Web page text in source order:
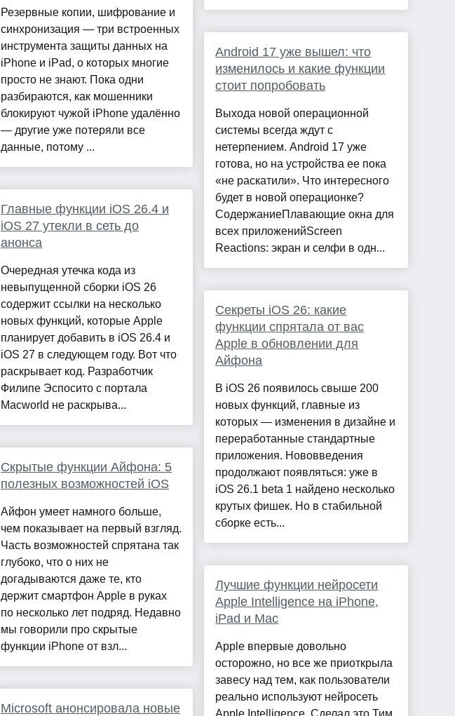
Резервные копии, шифрование и
синхронизация — три встроенных
инструмента защиты данных на
iPhone и iPad, о которых многие
просто не знают. Пока одни
разбираются, как мошенники
блокируют чужой iPhone удалённо
— другие уже потеряли все
данные, потому ...
Главные функции iOS 26.4 и
iOS 27 утекли в сеть до
анонса
Очередная утечка кода из
невыпущенной сборки iOS 26
содержит ссылки на несколько
новых функций, которые Apple
планирует добавить в iOS 26.4 и
iOS 27 в следующем году. Вот что
раскрывает код. Разработчик
Филипе Эспосито с портала
Macworld не раскрыва...
Скрытые функции Айфона: 5
полезных возможностей iOS
Айфон умеет намного больше,
чем показывает на первый взгляд.
Часть возможностей спрятана так
глубоко, что о них не
догадываются даже те, кто
держит смартфон Apple в руках
по несколько лет подряд. Недавно
мы говорили про скрытые
функции iPhone от взл...
Microsoft анонсировала новые
Android 17 уже вышел: что
изменилось и какие функции
стоит попробовать
Выхода новой операционной
системы всегда ждут с
нетерпением. Android 17 уже
готова, но на устройства ее пока
«не раскатили». Что интересного
будет в новой операционке?
СодержаниеПлавающие окна для
всех приложенийScreen
Reactions: экран и селфи в одн...
Секреты iOS 26: какие
функции спрятала от вас
Apple в обновлении для
Айфона
В iOS 26 появилось свыше 200
новых функций, главные из
которых — изменения в дизайне и
переработанные стандартные
приложения. Нововведения
продолжают появляться: уже в
iOS 26.1 beta 1 найдено несколько
крутых фишек. Но в стабильной
сборке есть...
Лучшие функции нейросети
Apple Intelligence на iPhone,
iPad и Mac
Apple впервые довольно
осторожно, но все же приоткрыла
завесу над тем, как пользователи
реально используют нейросеть